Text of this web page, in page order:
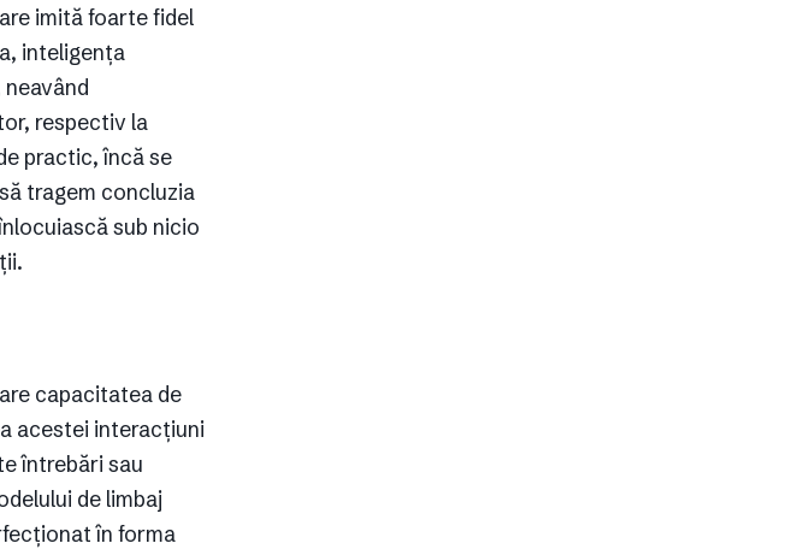
imită foarte fidel
inteligența
respectiv la
practic, încă se
tragem concluzia
sub nicio
capacitatea de
acestei interacțiuni
întrebări sau
de limbaj
în forma